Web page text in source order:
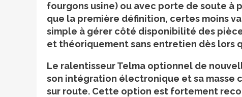
fourgons usine) ou avec porte de soute à
que la première définition, certes moins
simple à gérer côté disponibilité des
et théoriquement sans entretien dès lors
Le ralentisseur Telma optionnel de
son intégration électronique et sa masse
sur route. Cette option est fortement